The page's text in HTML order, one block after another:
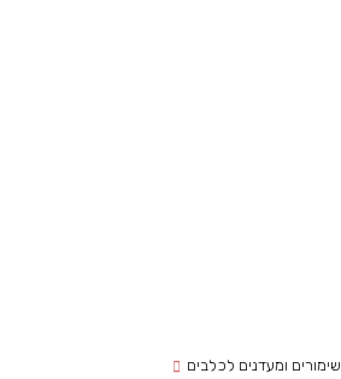
שימורים ומעדנים לכלבים